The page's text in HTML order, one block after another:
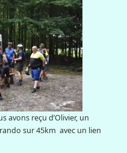
avons reçu d’Olivier, un
sur 45km avec un lien